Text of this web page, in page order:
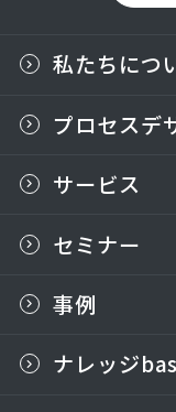
私たちにつ
プロセスデ
サービス
セミナー
事例
ナレッジ